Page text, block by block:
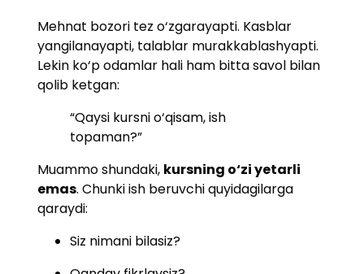
Mehnat bozori tez o‘zgarayapti. Kasblar
yangilanayapti, talablar murakkablashyapti.
Lekin ko‘p odamlar hali ham bitta savol bilan
qolib ketgan:
“Qaysi kursni o‘qisam, ish
topaman?”
Muammo shundaki, kursning o‘zi yetarli
emas. Chunki ish beruvchi quyidagilarga
qaraydi:
Siz nimani bilasiz?